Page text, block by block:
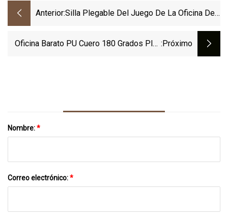
Anterior:Silla Plegable Del Juego De La Oficina De
Exclusivo De Los Muebles Modernos
Oficina Barato PU Cuero 180 Grados Play :próximo
Nombre:*
Correo electrónico:*